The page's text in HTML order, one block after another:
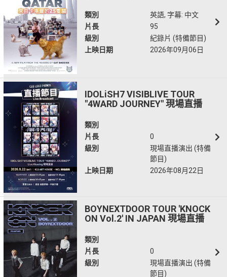
類別
英語, 字幕: 中文
片長
95
級別
紀錄片 (特備節目)
上映日期
2026年09月06日
IDOLiSH7 VISIBLIVE TOUR
"4WARD JOURNEY" 現場直播
類別
片長
0
級別
現場直播演出 (特備
節目)
上映日期
2026年08月22日
BOYNEXTDOOR TOUR 'KNOCK
ON Vol.2' IN JAPAN 現場直播
類別
片長
0
級別
現場直播演出 (特備
節目)